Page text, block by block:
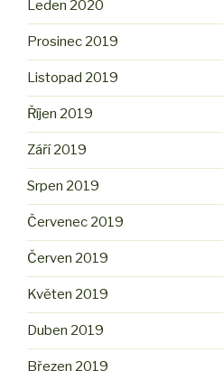
Leden 2020
Prosinec 2019
Listopad 2019
Říjen 2019
Září 2019
Srpen 2019
Červenec 2019
Červen 2019
Květen 2019
Duben 2019
Březen 2019